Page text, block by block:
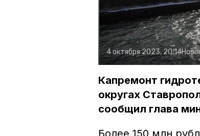
4 октября 2023, 20:14
Капремонт
округах
сообщил глава
Более 150 млн